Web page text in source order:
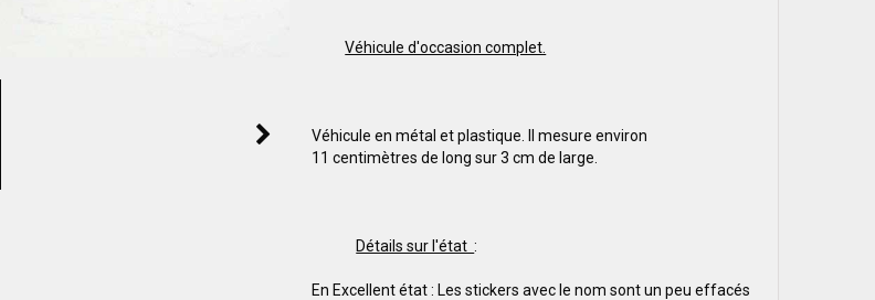
Véhicule d'occasion complet.
Véhicule en métal et plastique. Il mesure environ
11 centimètres de long sur 3 cm de large.
Détails sur l'état:
En Excellent état : Les stickers avec le nom sont un peu effacés